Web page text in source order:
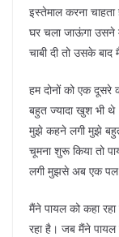
इस्तेमाल करना
घर चला जाऊंगा
चाबी दी तो उसके
हम दोनों को एक दूसरे
बहुत ज्यादा खुश भी
मुझे कहने लगी मुझे
चूमना शुरू किया तो
लगी मुझसे अब एक पल
मैंने पायल को कहा
रहा है। जब मैंने पायल